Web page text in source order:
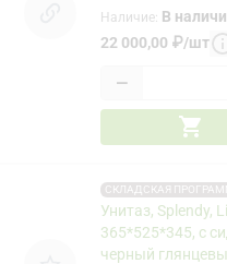
Наличие: В
22 000,00 ₽/шт
−
СКЛАДСКАЯ
Унитаз, Splendy,
365*525*345, с
черный